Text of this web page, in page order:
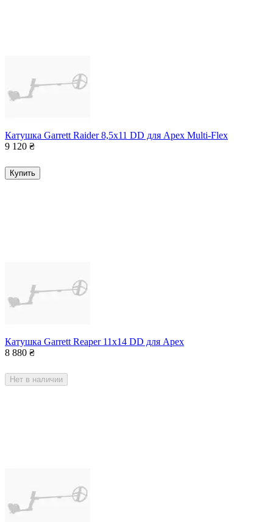
Катушка Garrett Raider 8,5x11 DD для Apex Multi-Flex
9 120 ₴
Купить
Катушка Garrett Reaper 11x14 DD для Apex
8 880 ₴
Нет в наличии